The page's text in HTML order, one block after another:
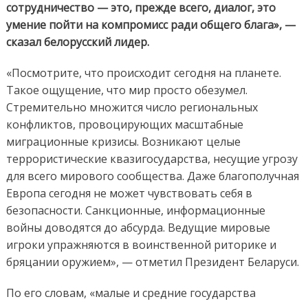
сотрудничество — это, прежде всего, диалог, это
умение пойти на компромисс ради общего блага», —
сказал белорусский лидер.
«Посмотрите, что происходит сегодня на планете.
Такое ощущение, что мир просто обезумел.
Стремительно множится число региональных
конфликтов, провоцирующих масштабные
миграционные кризисы. Возникают целые
террористические квазигосударства, несущие угрозу
для всего мирового сообщества. Даже благополучная
Европа сегодня не может чувствовать себя в
безопасности. Санкционные, информационные
войны доводятся до абсурда. Ведущие мировые
игроки упражняются в воинственной риторике и
бряцании оружием», — отметил Президент Беларуси.
По его словам, «малые и средние государства